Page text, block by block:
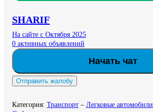
SHARIF
На сайте с Октября 2025
0 активных объявлений
Начать чат
Отправить жалобу
Категория: Транспорт – Легковые автомобили